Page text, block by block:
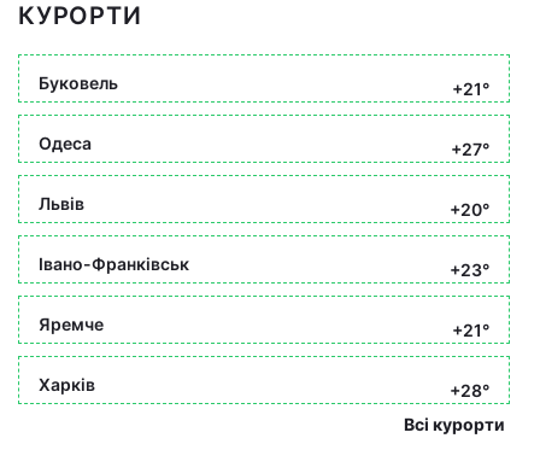
КУРОРТИ
Буковель +21°
Одеса +27°
Львів +20°
Івано-Франківськ +23°
Яремче +21°
Харків
+28°
Всі курорти